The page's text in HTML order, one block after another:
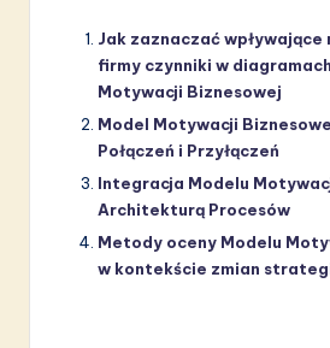
Jak zaznaczać wpływające
firmy czynniki w
Motywacji Biznesowej
Model Motywacji
Połączeń i Przyłączeń
Integracja Modelu
Architekturą Procesów
Metody oceny Modelu
w kontekście zmian